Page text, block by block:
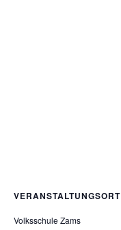
VERANSTALTUNGSORT
Volksschule Zams